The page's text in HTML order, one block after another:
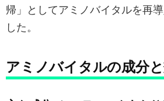
帰」としてアミノバイタルを再
した。
アミノバイタルの成分